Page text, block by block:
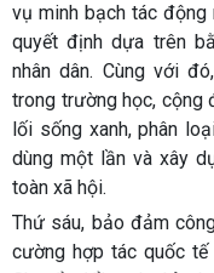
vụ minh bạch tác động
quyết định dựa trên
nhân dân. Cùng với
trong trường học, cộng
lối sống xanh, phân
dùng một lần và xây
toàn xã hội.
Thứ sáu, bảo đảm
cường hợp tác quốc